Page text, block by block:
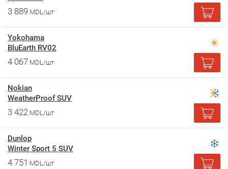
3 889 MDL/шт
Yokohama
BluEarth RV02
4 067 MDL/шт
Nokian
WeatherProof SUV
3 422 MDL/шт
Dunlop
Winter Sport 5 SUV
4 751 MDL/шт